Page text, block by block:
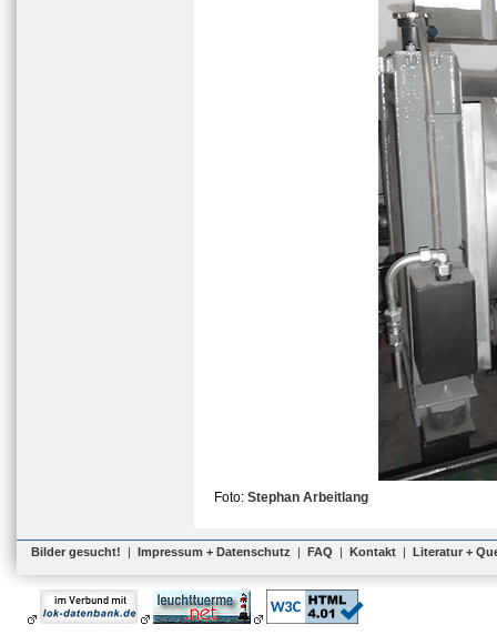
Foto: Stephan Arbeitlang
Bilder gesucht! | Impressum + Datenschutz | FAQ | Kontakt | Literatur +